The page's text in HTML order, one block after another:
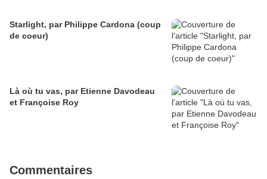
Starlight, par Philippe Cardona (coup
de coeur)
Là où tu vas, par Etienne Davodeau
et Françoise Roy
Commentaires